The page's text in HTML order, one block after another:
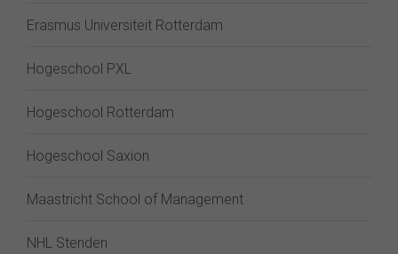
Erasmus Universiteit Rotterdam
Hogeschool PXL
Hogeschool Rotterdam
Hogeschool Saxion
Maastricht School of Management
NHL Stenden